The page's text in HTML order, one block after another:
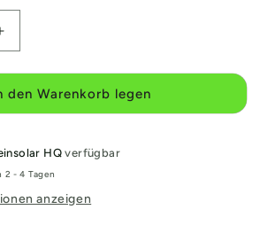
Erhöhe
den Warenkorb legen
HQverfügbar
- 4 Tagen
anzeigen